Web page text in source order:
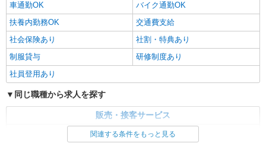
車通勤OK
バイク通勤OK
扶養内勤務OK
交通費支給
社会保険あり
社割・特典あり
制服貸与
研修制度あり
社員登用あり
同じ職種から求人を探す
販売・接客サービス
関連する条件をもっと見る